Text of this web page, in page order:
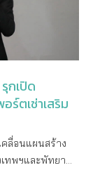
กเปิด
ร์ตเช่าเสริม
ลื่อนแผนสร้าง
ทพฯและพัทยา
นกระแสตลาด